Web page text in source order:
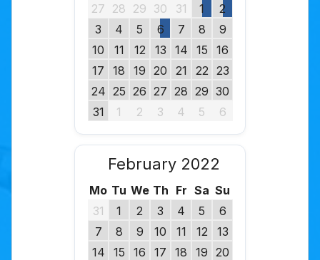
27 28 29 30 31 1
2
3
4 5 6 7 8
9
10
11 12 13 14 15
16
17
18 19 20 21 22 23
24 25 26 27 28 29 30
31
1 2 3 4 5 6
February 2022
Mo Tu We Th Fr Sa Su
31
1 2 3 4 5
6
7
8 9 10 11 12
13
14
15 16 17 18 19 20